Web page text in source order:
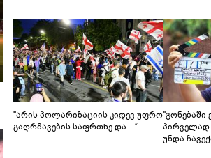
"არის პოლარიზაციის კიდევ უფრო
გაღრმავების საფრთხე და ...“
"გონებაში
პირველად
უნდა